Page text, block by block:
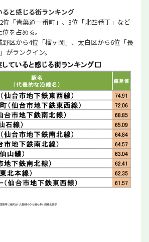
と感じる街ランキング
位「青葉通一番町」、3位「北四番丁」など
を占める。
区から4位「榴ヶ岡」、太白区から6位「長
がランクイン。